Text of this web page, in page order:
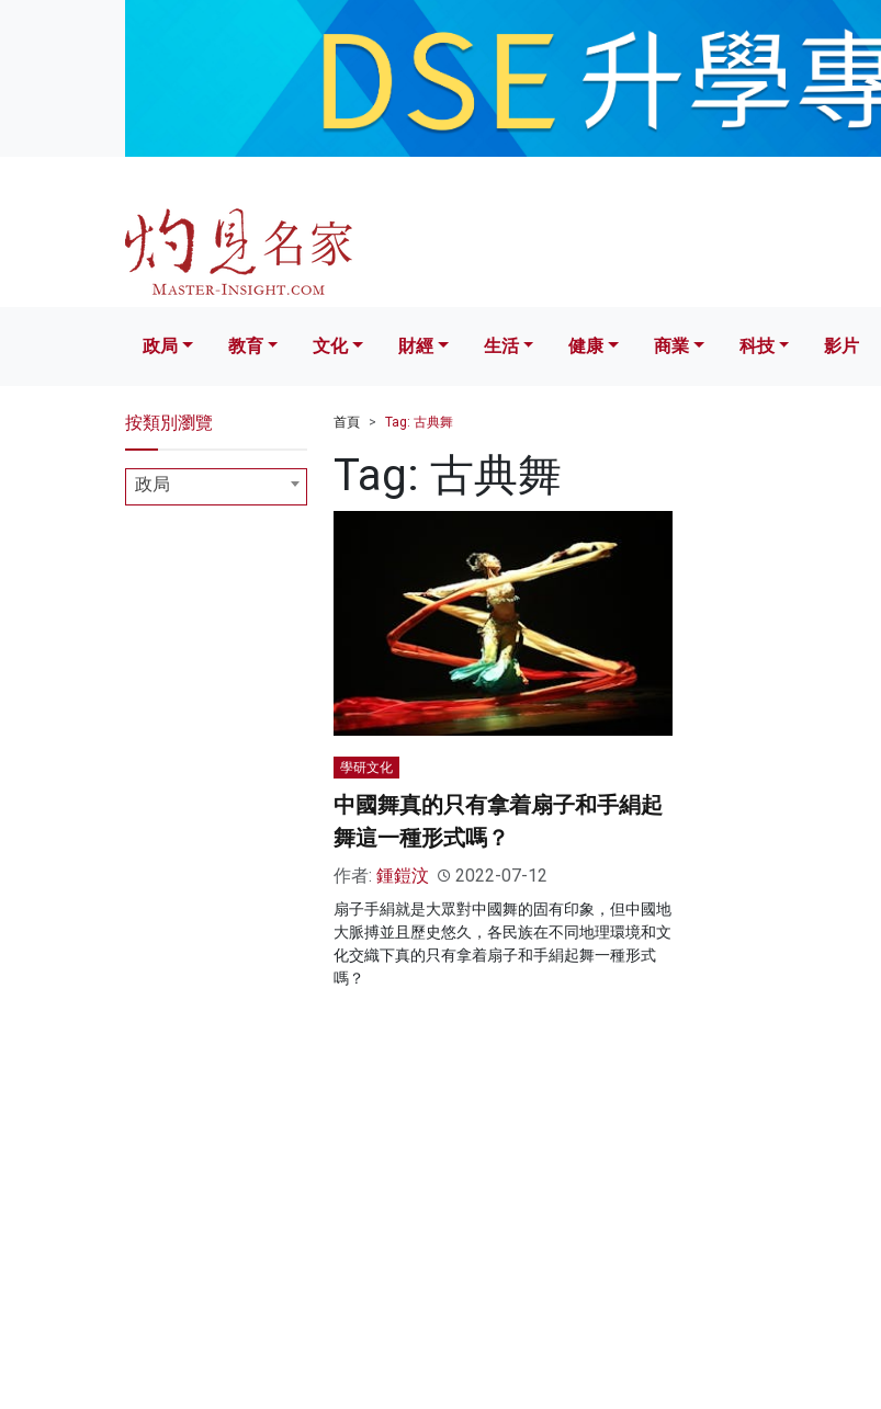
文化 財經 生活 健康 科技 影片
政局 教育 文化 財經 生活 健康 商業 科技 影片
首頁 Tag: 古典舞
Tag: 古典舞
學研文化
中國舞真的只有拿着扇子和手絹起
舞這一種形式嗎？
作者: 鍾鎧汶 2022-07-12
扇子手絹就是大眾對中國舞的固有印象，但中國地
大脈搏並且歷史悠久，各民族在不同地理環境和文
化交織下真的只有拿着扇子和手絹起舞一種形式
嗎？
按類別瀏覽
政局